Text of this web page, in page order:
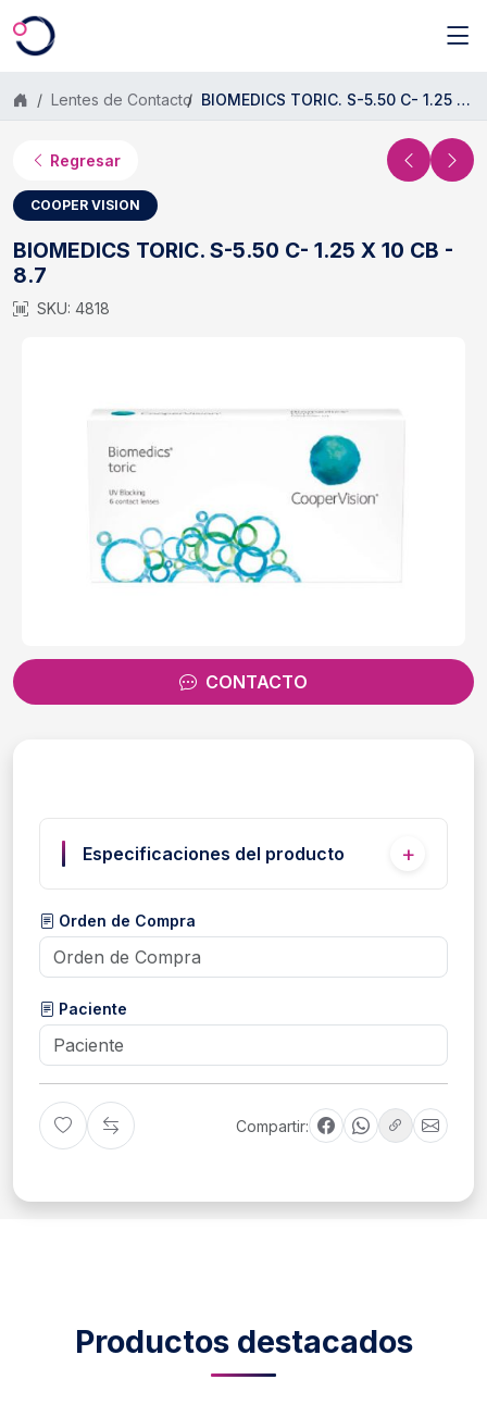
Saltar al contenido principal
Lentes de Contacto BIOMEDICS TORIC. S-5.50 C- 1.25 X 10 CB - 8.7
Regresar
COOPER VISION
BIOMEDICS TORIC. S-5.50 C- 1.25 X 10 CB -
8.7
SKU: 4818
CONTACTO
Especificaciones del producto
Orden de Compra
Paciente
Compartir:
Productos destacados